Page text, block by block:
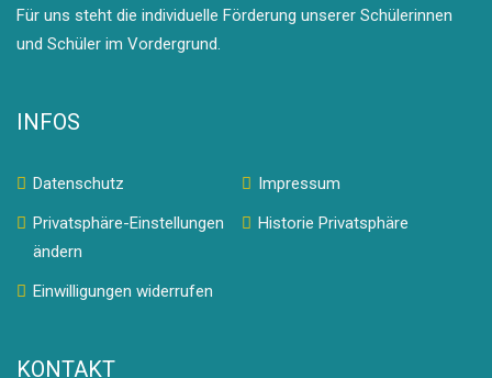
Für uns steht die individuelle Förderung unserer Schülerinnen
und Schüler im Vordergrund.
INFOS
Datenschutz
Impressum
Privatsphäre-Einstellungen
ändern
Historie Privatsphäre
Einwilligungen widerrufen
KONTAKT